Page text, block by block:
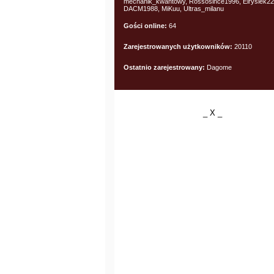
DACM1988, MiKuu, Ultras_milanu
Gości online: 64
Zarejestrowanych użytkowników: 20110
Ostatnio zarejestrowany: Dagome
_ X _